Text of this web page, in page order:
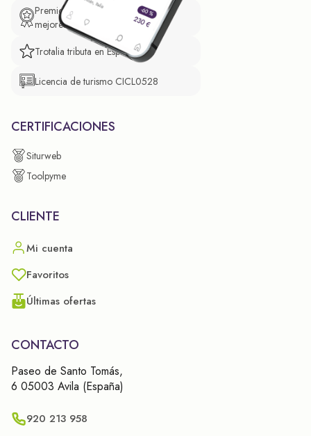
Premio de El Confidencial a las
mejores prácticas empresariales.
Trotalia tributa en España
Licencia de turismo CICL0528
CERTIFICACIONES
Siturweb
Toolpyme
CLIENTE
Mi cuenta
Favoritos
Últimas ofertas
CONTACTO
Paseo de Santo Tomás,
6 05003 Avila (España)
920 213 958